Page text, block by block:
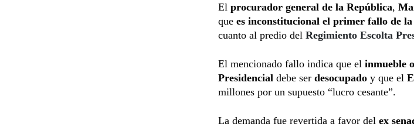
El procurador general de la República,
que es inconstitucional el primer fallo de
cuanto al predio del Regimiento Escolta
El mencionado fallo indica que el inmueble
Presidencial debe ser desocupado y que el
millones por un supuesto “lucro cesante”.
La demanda fue revertida a favor del ex